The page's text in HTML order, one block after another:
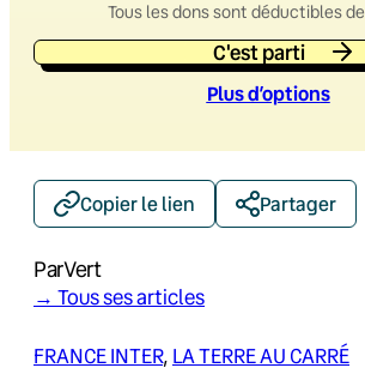
Tous les dons sont déductibles
C'est parti
Plus d’options
Copier le lien Partager
ParVert
→ Tous ses articles
FRANCE INTER, LA TERRE AU CARRÉ